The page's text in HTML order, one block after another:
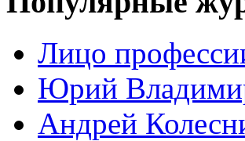
Лицо
Юрий
Андрей